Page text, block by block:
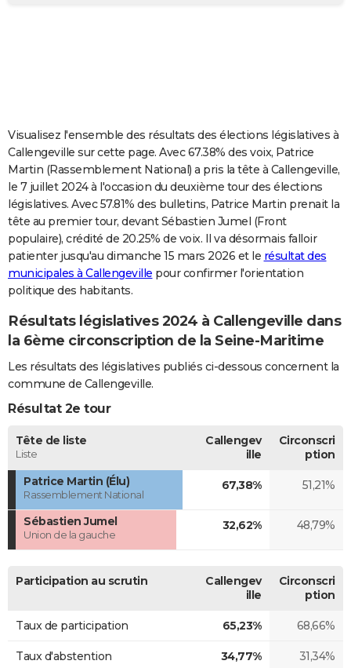
Carte de Noël
Carte Bonne année
Carte Saint-Valentin
Carte Pâques
Carte d'anniversaire
DICTIONNAIRE
Dictionnaire
Biographies
Citations
Expressions
Proverbes
PROGRAMME TV
COPAINS D'AVANT
S'inscrire
Se connecter
Lycées
Collèges
Primaires
Universités
Entreprises
Service militaire
Avis de recherche
AVIS DE DÉCÈS
FORUM
Visualisez l'ensemble des résultats des élections législatives à
Callengeville sur cette page. Avec 67.38% des voix, Patrice
Martin (Rassemblement National) a pris la tête à Callengeville,
le 7 juillet 2024 à l'occasion du deuxième tour des élections
législatives. Avec 57.81% des bulletins, Patrice Martin prenait la
tête au premier tour, devant Sébastien Jumel (Front
populaire), crédité de 20.25% de voix. Il va désormais falloir
patienter jusqu'au dimanche 15 mars 2026 et le résultat des
municipales à Callengeville pour confirmer l'orientation
politique des habitants.
Résultats législatives 2024 à Callengeville dans
la 6ème circonscription de la Seine-Maritime
Les résultats des législatives publiés ci-dessous concernent la
commune de Callengeville.
Résultat 2e tour
Tête de liste
Liste
Callengev
ille
Circonscri
ption
Patrice Martin (Élu)
Rassemblement National
67,38% 51,21%
Sébastien Jumel
Union de la gauche
32,62% 48,79%
Participation au scrutin
Callengev
ille
Circonscri
ption
Taux de participation 65,23% 68,66%
Taux d'abstention 34,77% 31,34%